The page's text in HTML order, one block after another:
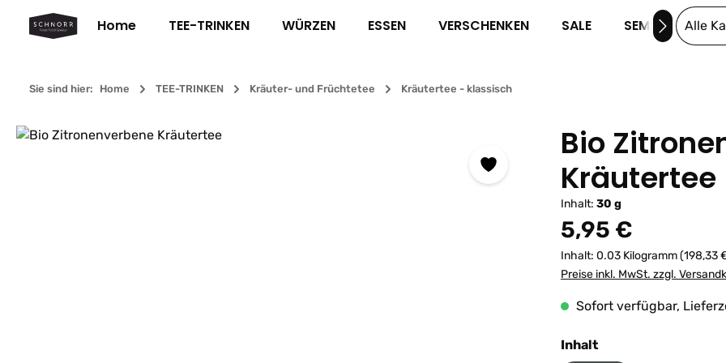
Hauptinhalt springen
Zur Suche springen
Zur Hauptnavigation springen
Home TEE-TRINKEN WÜRZEN ESSEN VERSCHENKEN SALE SEMINAREAlle
Sie sind hier: Home TEE-TRINKEN Kräuter- und Früchtetee Kräutertee - klassisch
Bildergalerie überspringen
Bio
Kräutertee
Inhalt: 30 g
Regulärer Preis:
5,95 €
Inhalt: 0.03 Kilogramm(198,33
Preise inkl. MwSt. zzgl.
Sofort verfügbar,
Inhaltauswählen